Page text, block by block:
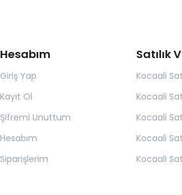
Hesabım
Giriş Yap
Kayıt Ol
Şifremi Unuttum
Hesabım
Siparişlerim
Satılık
Kocaali
Kocaali
Kocaali
Kocaali
Kocaali